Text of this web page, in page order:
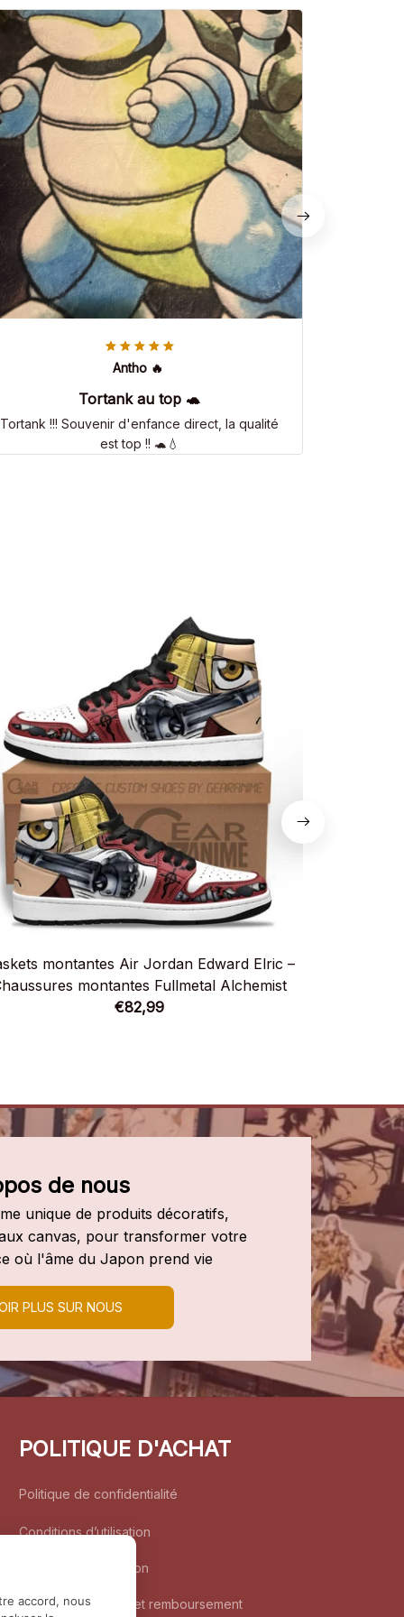
Antho 🔥
Tortank au top 🐢
Tortank !!! Souvenir d'enfance direct, la qualité
est top !! 🐢💧
montantes Air Jordan Edward Elric –
montantes Fullmetal Alchemist
€82,99
de nous
unique de produits décoratifs,
canvas, pour transformer votre
où l'âme du Japon prend vie
PLUS SUR NOUS
POLITIQUE D'ACHAT
Politique de confidentialité
Conditions d’utilisation
Politique d’expédition
Politique de retour et remboursement
accord, nous